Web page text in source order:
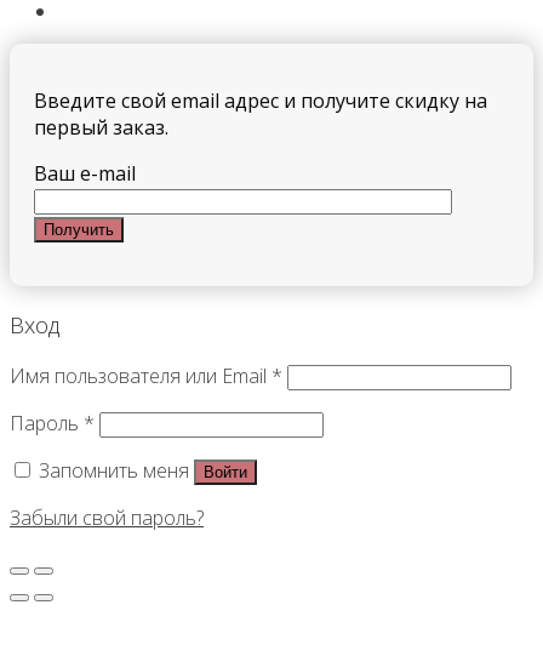
Введите свой email адрес и получите скидку на
первый заказ.
Ваш e-mail
Вход
Имя пользователя или Email *
Пароль *
Запомнить меня
Войти
Забыли свой пароль?